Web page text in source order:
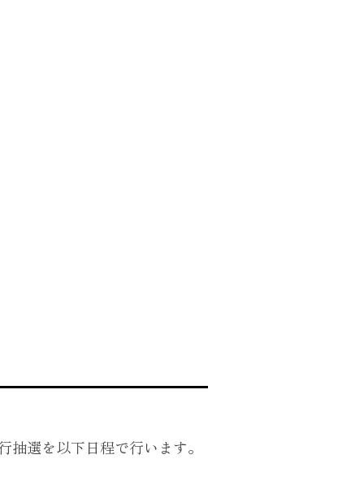
選を以下日程で行います。